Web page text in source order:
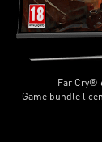
Far Cry®
Game bundle